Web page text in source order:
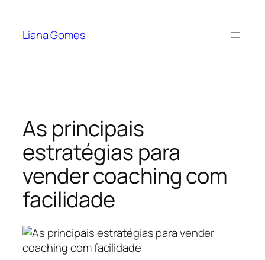
Liana Gomes
As principais
estratégias para
vender coaching com
facilidade